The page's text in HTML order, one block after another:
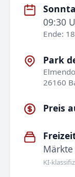
09:30
Ende:
Park
26160
Preis
Märkte
KI-